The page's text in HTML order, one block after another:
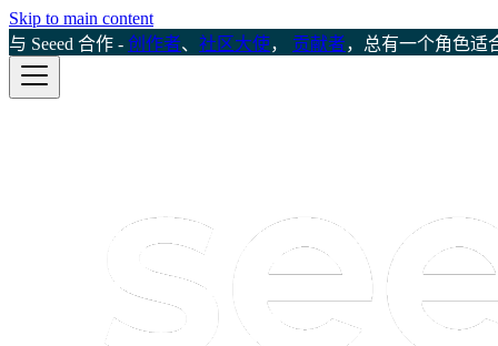
Skip to main content
与 Seeed 合作 - 创作者、 社区大使， 贡献者，总有一个角色适